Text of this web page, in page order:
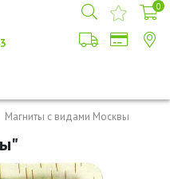
0
Магниты с видами Москвы